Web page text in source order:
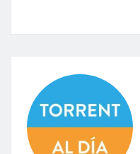
guardado: el veredicto
del jurado Torrent vuelve
a comenzar…